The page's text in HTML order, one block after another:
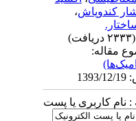
کندوپاش،
مقاله:
نام کاربری یا پست